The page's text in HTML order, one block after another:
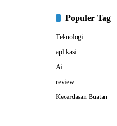
Populer Tag
Teknologi
aplikasi
Ai
review
Kecerdasan Buatan